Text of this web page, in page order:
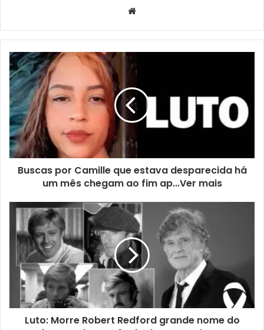
Website
Buscas por Camille que estava desparecida há
um mês chegam ao fim ap...Ver mais
Luto: Morre Robert Redford grande nome do